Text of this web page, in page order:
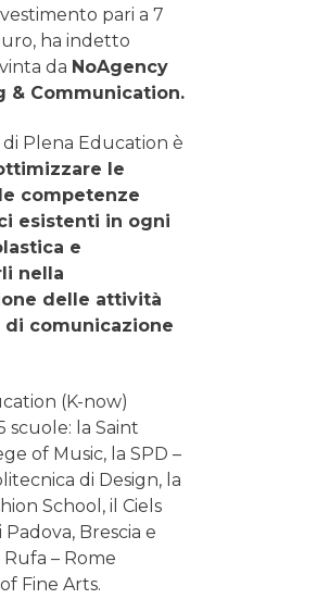
pari a 7
ha indetto
da NoAgency
& Communication.
di Plena Education è
le
competenze
esistenti in ogni
e
nella
delle attività
di comunicazione
(K-now)
scuole: la Saint
of Music, la SPD –
di Design, la
School, il Ciels
Brescia e
– Rome
Fine Arts.